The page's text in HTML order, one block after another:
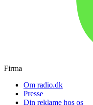
Firma
Om radio.dk
Presse
Din reklame hos os